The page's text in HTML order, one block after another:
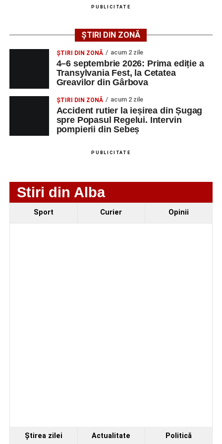
LMV
TELEFON/E-
Technology Srl
OPERATOR LA
MASINI-UNELTE
CU COMANDA
NUMERICA
1 0752826367
Ultimele știri din Sebeș
PUBLICITATE
ȘTIRI DIN ZONĂ
ȘTIRI DIN ZONĂ acum 2 zile
4–6 septembrie 2026: Prima ediție a
Transylvania Fest, la Cetatea
Greavilor din Gârbova
ȘTIRI DIN ZONĂ acum 2 zile
Accident rutier la ieșirea din Șugag
spre Popasul Regelui. Intervin
pompierii din Sebeș
PUBLICITATE
Stiri din Alba
Sport Curier Opinii
Ştirea zilei Actualitate Politică